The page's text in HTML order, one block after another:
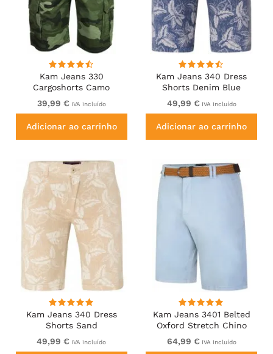
Kam Jeans 330
Cargoshorts Camo
39,99 € IVA incluído
Adicionar ao carrinho
Kam Jeans 340 Dress
Shorts Denim Blue
49,99 € IVA incluído
Adicionar ao carrinho
Kam Jeans 340 Dress
Shorts Sand
49,99 € IVA incluído
Kam Jeans 3401 Belted
Oxford Stretch Chino
Shorts Blue
64,99 € IVA incluído